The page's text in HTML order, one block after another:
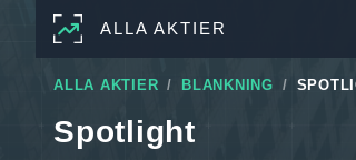
ALLA AKTIER
ALLA AKTIER BLANKNING
Spotlight